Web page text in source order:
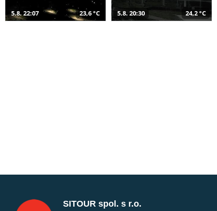
5.8. 22:07 23,6 °C 5.8. 20:30 24,2 °C
SITOUR spol. s r.o.